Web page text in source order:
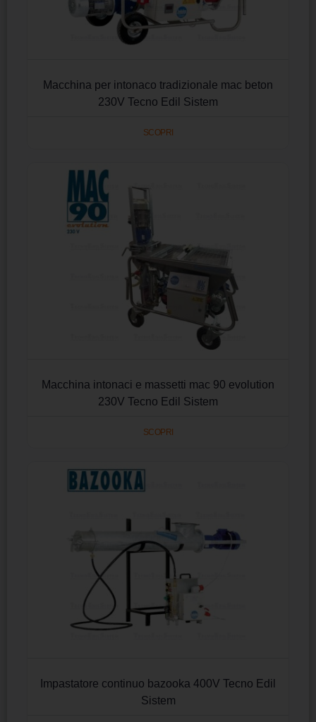
Macchina per intonaco tradizionale mac beton
230V Tecno Edil Sistem
SCOPRI
Macchina intonaci e massetti mac 90 evolution
230V Tecno Edil Sistem
SCOPRI
Impastatore continuo bazooka 400V Tecno Edil
Sistem